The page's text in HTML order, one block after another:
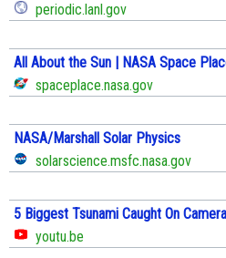
periodic.lanl.gov
All About the Sun | NASA Space
spaceplace.nasa.gov
NASA/Marshall Solar Physics
solarscience.msfc.nasa.gov
5 Biggest Tsunami Caught On Camera
youtu.be